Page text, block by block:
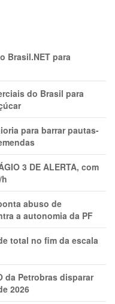
Brasil.NET para
do Brasil para
para barrar pautas-
3 DE ALERTA, com
abuso de
a autonomia da PF
total no fim da escala
da Petrobras disparar
2026